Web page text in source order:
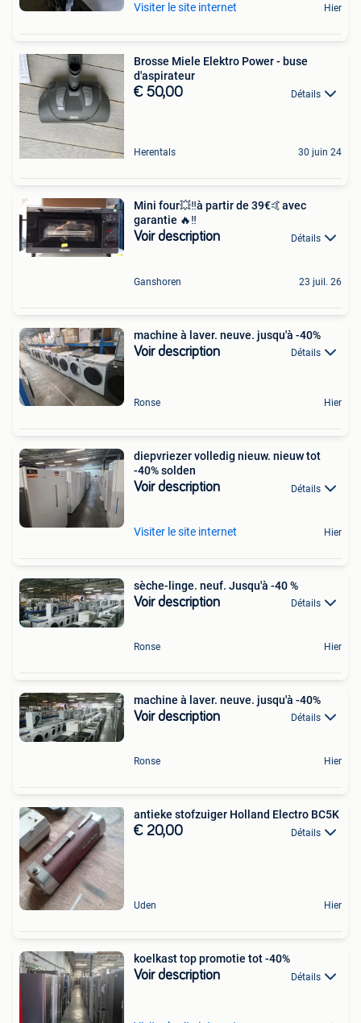
Visiter le site internet Hier
Brosse Miele Elektro Power - buse
d'aspirateur
€ 50,00 Détails
Herentals 30 juin 24
Mini four💥‼️à partir de 39€🤙avec
garantie 🔥‼️
Voir description Détails
Ganshoren 23 juil. 26
machine à laver. neuve. jusqu'à -40%
Voir description Détails
Ronse Hier
diepvriezer volledig nieuw. nieuw tot
-40% solden
Voir description Détails
Visiter le site internet Hier
sèche-linge. neuf. Jusqu'à -40 %
Voir description Détails
Ronse Hier
machine à laver. neuve. jusqu'à -40%
Voir description Détails
Ronse Hier
antieke stofzuiger Holland Electro BC5K
€ 20,00 Détails
Uden Hier
koelkast top promotie tot -40%
Voir description Détails